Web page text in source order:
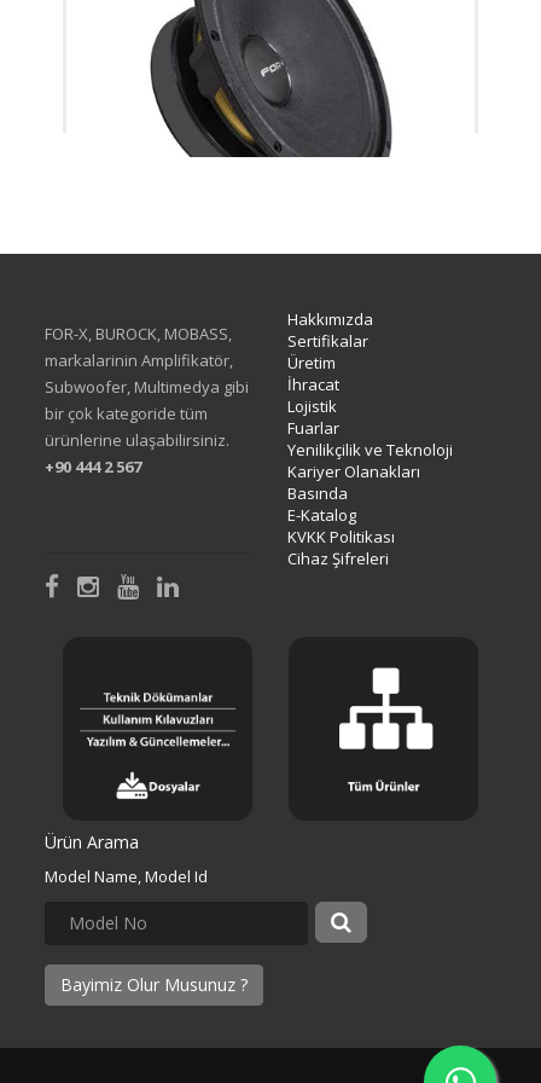
FOR-X, BUROCK, MOBASS,
markalarinin Amplifikatör,
Subwoofer, Multimedya gibi
bir çok kategoride tüm
ürünlerine ulaşabilirsiniz.
+90 444 2 567
Hakkımızda
Sertifikalar
Üretim
İhracat
Lojistik
Fuarlar
Yenilikçilik ve Teknoloji
Kariyer Olanakları
Basında
E-Katalog
KVKK Politikası
Cihaz Şifreleri
Ürün Arama
Model Name, Model Id
Bayimiz Olur Musunuz ?